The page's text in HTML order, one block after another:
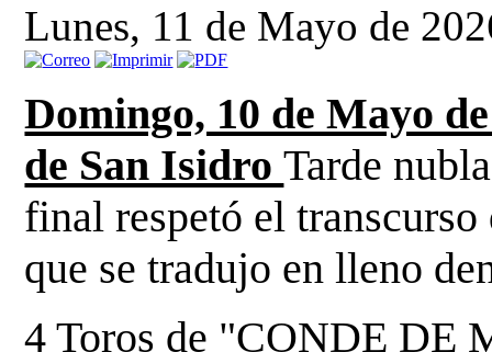
Lunes, 11 de Mayo de
Domingo, 10 de Mayo
de San IsidroTarde
final respetó el
que se tradujo en lleno
4 Toros de "CONDE DE